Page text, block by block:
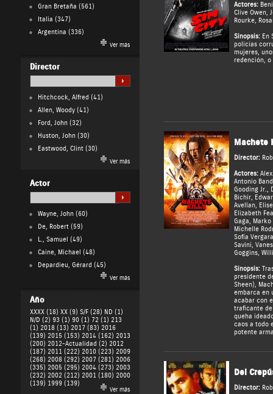
Gran Bretaña (561)
Italia (347)
Argentina (336)
Ver más
Director
Hitchcock, Alfred (41)
Allen, Woody(41)
Ford, John(32)
Huston, John(30)
Eastwood, Clint(30)
Ver más
Actor
Wayne, John(60)
De, Robert(59)
L., Samuel (49)
Caine, Michael (48)
Depardieu, Gérard (45)
Ver más
Año
XXXX (18) XX (9) S/F (28) ND (1)
N/D (2) 93 (1) 90 (1) 72 (1) 213
(1) 2018 (13) 2017 (83) 2016
(139) 2015 (153) 2014 (162) 2013
(200) 2012-Actualidad (2) 2012
(187) 2011 (222) 2010 (223) 2009
(268) 2008 (292) 2007 (281) 2006
(335) 2005 (295) 2004 (273) 2003
(232) 2002 (212) 2001 (180) 2000
(139) 1999 (139)
Ver más
Actores:
Clive Owen,
Rourke,
Sinopsis:En
policías
mujeres,
redención, o
Machete
Director:
Actores:
Antonio
Gooding Jr.,
Bichir,
Avellan,
Elizabeth
Gaga, Marko
Michelle
Sofía Vergara
Savini,
Goggins,
Sinopsis:
presidente
Sheen),
embarca en
acabar con
traficante
que ha
caos a todo
potente
Del
Director: